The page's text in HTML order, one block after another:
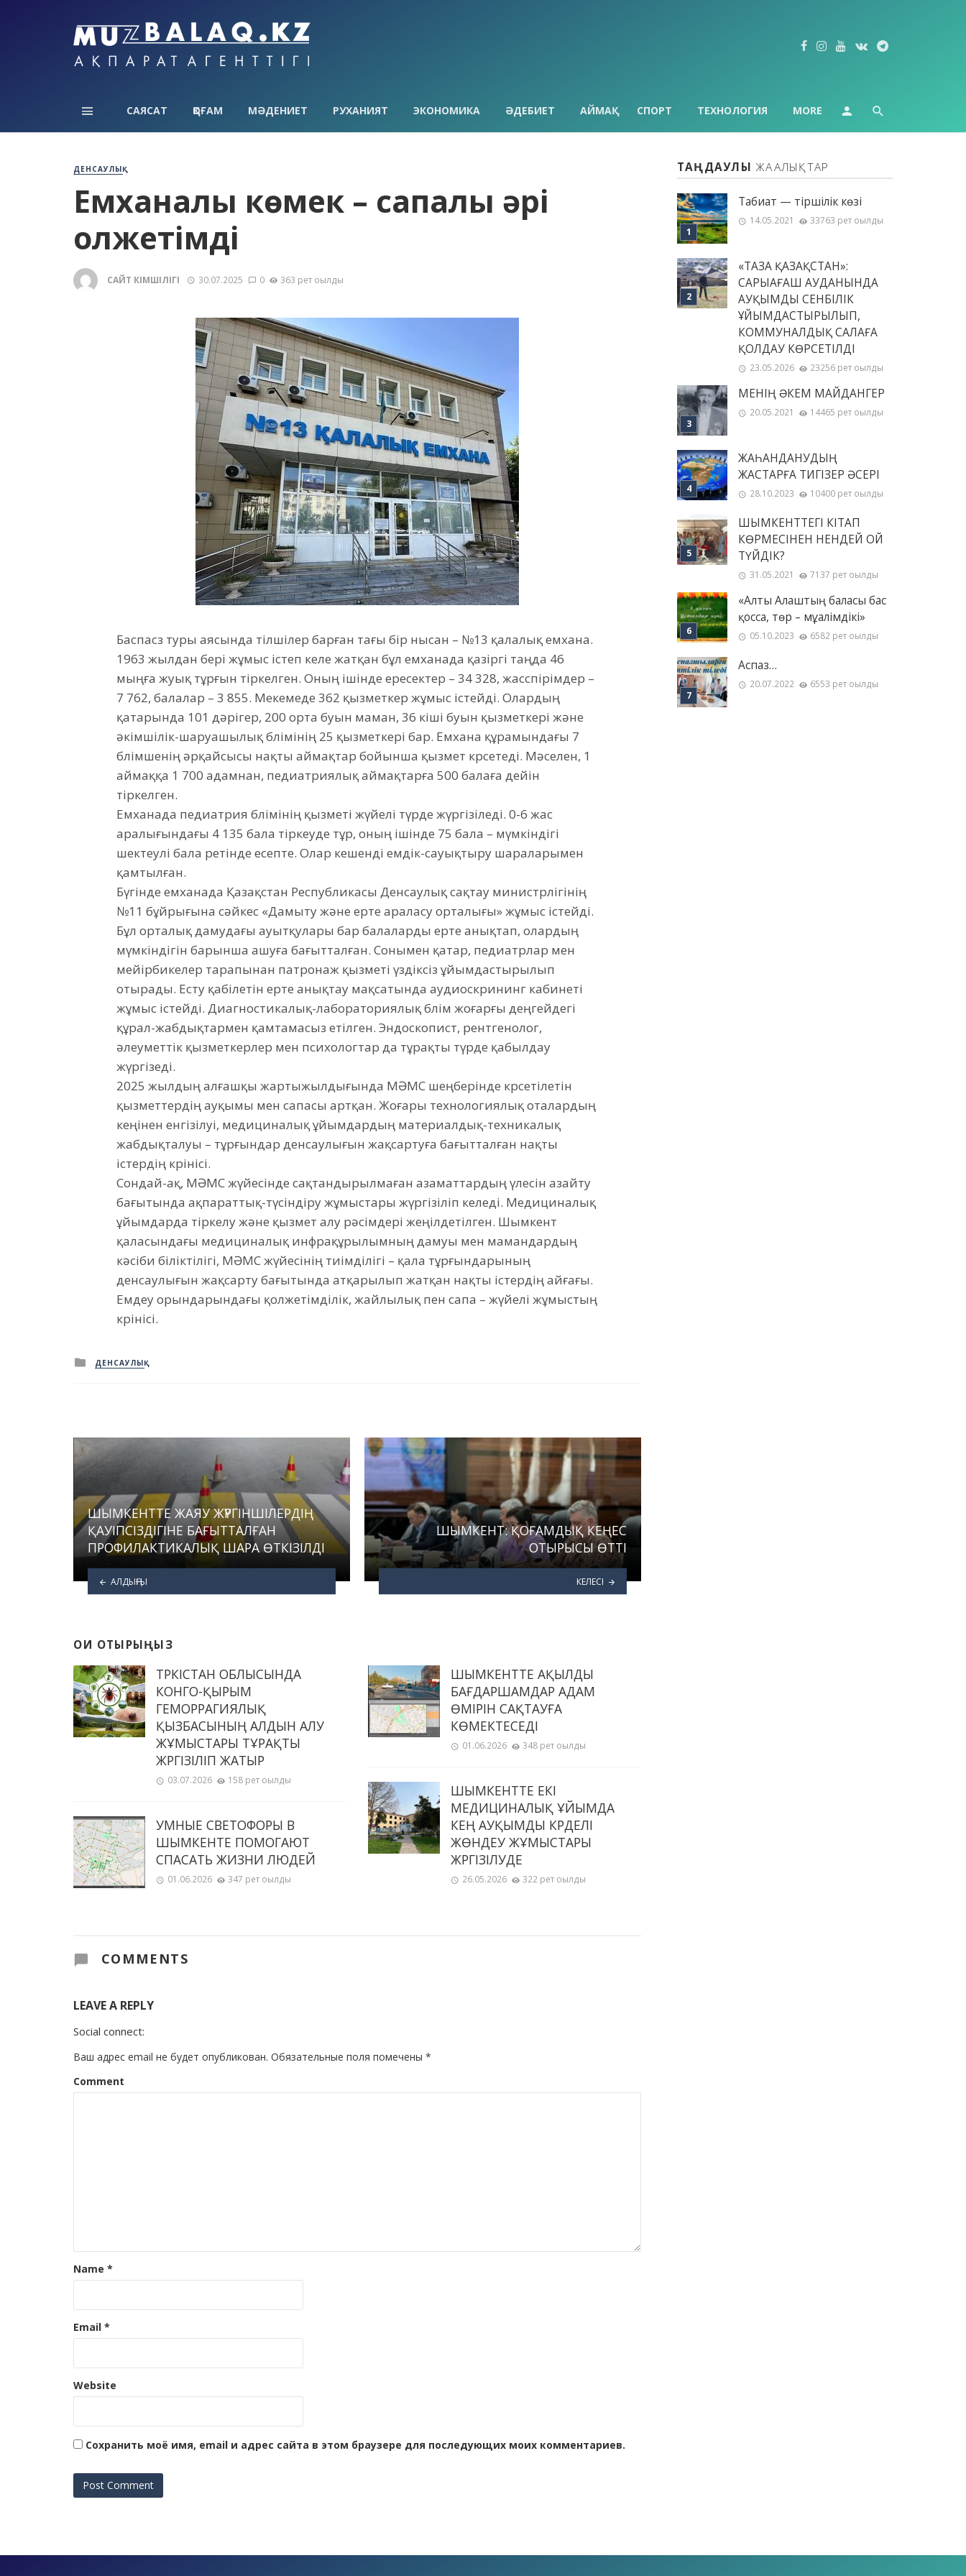
САЯСАТ ҚОҒАМ МӘДЕНИЕТ РУХАНИЯТ ЭКОНОМИКА ӘДЕБИЕТ АЙМАҚ СПОРТ ТЕХНОЛОГИЯ MORE
ДЕНСАУЛЫҚ
Емханалық көмек – сапалы әрі
қолжетімді
САЙТ ӘКІМШІЛІГІ 30.07.2025 0 363 рет оқылды
Баспасөз туры аясында тілшілер барған тағы бір нысан – №13 қалалық емхана.
1963 жылдан бері жұмыс істеп келе жатқан бұл емханада қазіргі таңда 46
мыңға жуық тұрғын тіркелген. Оның ішінде ересектер – 34 328, жасөспірімдер –
7 762, балалар – 3 855. Мекемеде 362 қызметкер жұмыс істейді. Олардың
қатарында 101 дәрігер, 200 орта буын маман, 36 кіші буын қызметкері және
әкімшілік-шаруашылық бөлімінің 25 қызметкері бар. Емхана құрамындағы 7
бөлімшенің әрқайсысы нақты аймақтар бойынша қызмет көрсетеді. Мәселен, 1
аймаққа 1 700 адамнан, педиатриялық аймақтарға 500 балаға дейін
тіркелген.
Емханада педиатрия бөлімінің қызметі жүйелі түрде жүргізіледі. 0-6 жас
аралығындағы 4 135 бала тіркеуде тұр, оның ішінде 75 бала – мүмкіндігі
шектеулі бала ретінде есепте. Олар кешенді емдік-сауықтыру шараларымен
қамтылған.
Бүгінде емханада Қазақстан Республикасы Денсаулық сақтау министрлігінің
№11 бұйрығына сәйкес «Дамыту және ерте араласу орталығы» жұмыс істейді.
Бұл орталық дамудағы ауытқулары бар балаларды ерте анықтап, олардың
мүмкіндігін барынша ашуға бағытталған. Сонымен қатар, педиатрлар мен
мейірбикелер тарапынан патронаж қызметі үздіксіз ұйымдастырылып
отырады. Есту қабілетін ерте анықтау мақсатында аудиоскрининг кабинеті
жұмыс істейді. Диагностикалық-лабораториялық бөлім жоғарғы деңгейдегі
құрал-жабдықтармен қамтамасыз етілген. Эндоскопист, рентгенолог,
әлеуметтік қызметкерлер мен психологтар да тұрақты түрде қабылдау
жүргізеді.
2025 жылдың алғашқы жартыжылдығында МӘМС шеңберінде көрсетілетін
қызметтердің ауқымы мен сапасы артқан. Жоғары технологиялық оталардың
кеңінен енгізілуі, медициналық ұйымдардың материалдық-техникалық
жабдықталуы – тұрғындар денсаулығын жақсартуға бағытталған нақты
істердің көрінісі.
Сондай-ақ, МӘМС жүйесінде сақтандырылмаған азаматтардың үлесін азайту
бағытында ақпараттық-түсіндіру жұмыстары жүргізіліп келеді. Медициналық
ұйымдарда тіркелу және қызмет алу рәсімдері жеңілдетілген. Шымкент
қаласындағы медициналық инфрақұрылымның дамуы мен мамандардың
кәсіби біліктілігі, МӘМС жүйесінің тиімділігі – қала тұрғындарының
денсаулығын жақсарту бағытында атқарылып жатқан нақты істердің айғағы.
Емдеу орындарындағы қолжетімділік, жайлылық пен сапа – жүйелі жұмыстың
көрінісі.
Posted
in
ДЕНСАУЛЫҚ
ШЫМКЕНТТЕ ЖАЯУ ЖҮРГІНШІЛЕРДІҢ
ҚАУІПСІЗДІГІНЕ БАҒЫТТАЛҒАН
ПРОФИЛАКТИКАЛЫҚ ШАРА ӨТКІЗІЛДІ
АЛДЫҢҒЫ
ШЫМКЕНТ: ҚОҒАМДЫҚ КЕҢЕС
ОТЫРЫСЫ ӨТТІ
КЕЛЕСІ
ОҚИ ОТЫРЫҢЫЗ
ТҮРКІСТАН ОБЛЫСЫНДА
КОНГО-ҚЫРЫМ
ГЕМОРРАГИЯЛЫҚ
ҚЫЗБАСЫНЫҢ АЛДЫН АЛУ
ЖҰМЫСТАРЫ ТҰРАҚТЫ
ЖҮРГІЗІЛІП ЖАТЫР
03.07.2026 158 рет оқылды
УМНЫЕ СВЕТОФОРЫ В
ШЫМКЕНТЕ ПОМОГАЮТ
СПАСАТЬ ЖИЗНИ ЛЮДЕЙ
01.06.2026 347 рет оқылды
ШЫМКЕНТТЕ АҚЫЛДЫ
БАҒДАРШАМДАР АДАМ
ӨМІРІН САҚТАУҒА
КӨМЕКТЕСЕДІ
01.06.2026 348 рет оқылды
ШЫМКЕНТТЕ ЕКІ
МЕДИЦИНАЛЫҚ ҰЙЫМДА
КЕҢ АУҚЫМДЫ КҮРДЕЛІ
ЖӨНДЕУ ЖҰМЫСТАРЫ
ЖҮРГІЗІЛУДЕ
26.05.2026 322 рет оқылды
COMMENTS
LEAVE A REPLY
Social connect:
Ваш адрес email не будет опубликован. Обязательные поля помечены *
Comment
Name *
Email *
Website
Сохранить моё имя, email и адрес сайта в этом браузере для последующих моих комментариев.
ТАҢДАУЛЫ ЖАҢАЛЫҚТАР
Табиғат — тіршілік көзі
14.05.2021 33763 рет оқылды
«ТАЗА ҚАЗАҚСТАН»:
САРЫАҒАШ АУДАНЫНДА
АУҚЫМДЫ СЕНБІЛІК
ҰЙЫМДАСТЫРЫЛЫП,
КОММУНАЛДЫҚ САЛАҒА
ҚОЛДАУ КӨРСЕТІЛДІ
23.05.2026 23256 рет оқылды
МЕНІҢ ƏКЕМ МАЙДАНГЕР
20.05.2021 14465 рет оқылды
ЖАҺАНДАНУДЫҢ
ЖАСТАРҒА ТИГІЗЕР ӘСЕРІ
28.10.2023 10400 рет оқылды
ШЫМКЕНТТЕГІ КІТАП
КӨРМЕСІНЕН НЕНДЕЙ ОЙ
ТҮЙДІК?
31.05.2021 7137 рет оқылды
«Алты Алаштың баласы бас
қосса, төр – мұғалімдікі»
05.10.2023 6582 рет оқылды
Аспаз…
20.07.2022 6553 рет оқылды